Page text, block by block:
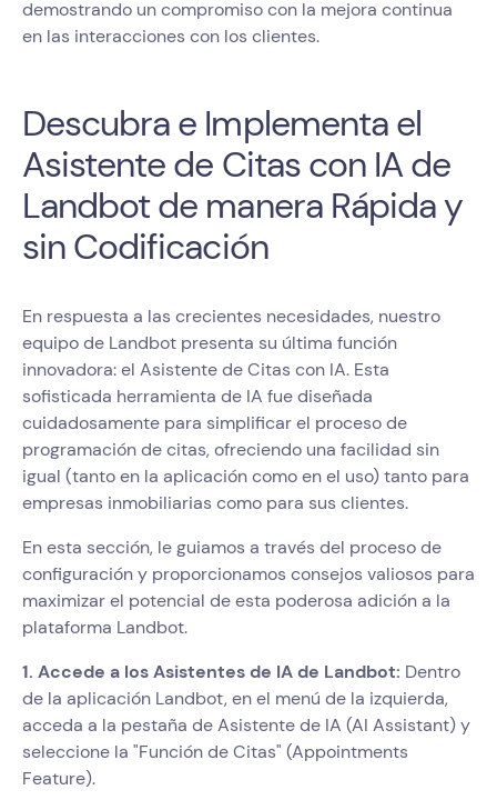
demostrando un compromiso con la mejora continua
en las interacciones con los clientes.
Descubra e Implementa el
Asistente de Citas con IA de
Landbot de manera Rápida y
sin Codificación
En respuesta a las crecientes necesidades, nuestro
equipo de Landbot presenta su última función
innovadora: el Asistente de Citas con IA. Esta
sofisticada herramienta de IA fue diseñada
cuidadosamente para simplificar el proceso de
programación de citas, ofreciendo una facilidad sin
igual (tanto en la aplicación como en el uso) tanto para
empresas inmobiliarias como para sus clientes.
En esta sección, le guiamos a través del proceso de
configuración y proporcionamos consejos valiosos para
maximizar el potencial de esta poderosa adición a la
plataforma Landbot.
1. Accede a los Asistentes de IA de Landbot: Dentro
de la aplicación Landbot, en el menú de la izquierda,
acceda a la pestaña de Asistente de IA (AI Assistant) y
seleccione la "Función de Citas" (Appointments
Feature).